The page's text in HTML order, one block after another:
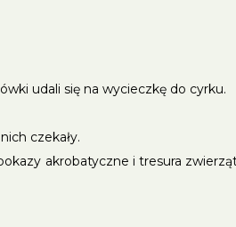
udali się na wycieczkę do cyrku.
czekały.
akrobatyczne i tresura